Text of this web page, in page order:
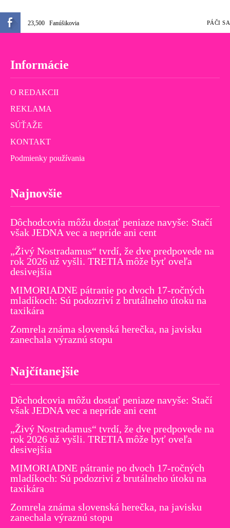
23,500 Fanúšikovia PÁČI SA
Informácie
O REDAKCII
REKLAMA
SÚŤAŽE
KONTAKT
Podmienky používania
Najnovšie
Dôchodcovia môžu dostať peniaze navyše: Stačí
však JEDNA vec a nepríde ani cent
„Živý Nostradamus“ tvrdí, že dve predpovede na
rok 2026 už vyšli. TRETIA môže byť oveľa
desivejšia
MIMORIADNE pátranie po dvoch 17-ročných
mladíkoch: Sú podozriví z brutálneho útoku na
taxikára
Zomrela známa slovenská herečka, na javisku
zanechala výraznú stopu
Najčítanejšie
Dôchodcovia môžu dostať peniaze navyše: Stačí
však JEDNA vec a nepríde ani cent
„Živý Nostradamus“ tvrdí, že dve predpovede na
rok 2026 už vyšli. TRETIA môže byť oveľa
desivejšia
MIMORIADNE pátranie po dvoch 17-ročných
mladíkoch: Sú podozriví z brutálneho útoku na
taxikára
Zomrela známa slovenská herečka, na javisku
zanechala výraznú stopu